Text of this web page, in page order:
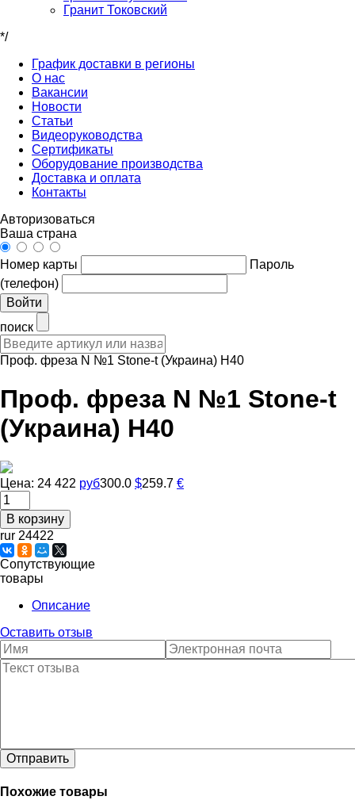
Гранит Токовский
*/
График доставки в регионы
О нас
Вакансии
Новости
Статьи
Видеоруководства
Сертификаты
Оборудование производства
Доставка и оплата
Контакты
Авторизоваться
Ваша страна
Номер карты
Пароль
(телефон)
Войти
поиск
Проф. фреза N №1 Stone-t (Украина) Н40
Проф. фреза N №1 Stone-t
(Украина) Н40
Цена: 24 422 руб300.0 $259.7 €
rur 24422
Сопутствующие
товары
Описание
Оставить отзыв
Отправить
Похожие товары